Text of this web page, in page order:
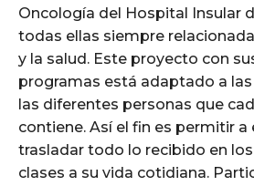
Oncología del Hospital Insular
todas ellas siempre
y la salud. Este proyecto con
programas está adaptado a
las diferentes personas que
contiene. Así el fin es permitir a
trasladar todo lo recibido en
clases a su vida cotidiana.